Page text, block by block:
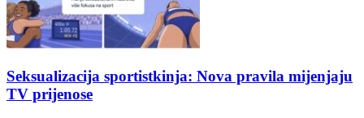
Seksualizacija sportistkinja: Nova pravila mijenjaju
TV prijenose